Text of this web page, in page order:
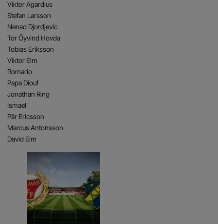
Viktor Agardius
Stefan Larsson
Nenad Djordjevic
Tor Öyvind Hovda
Tobias Eriksson
Viktor Elm
Romario
Papa Diouf
Jonathan Ring
Ismael
Pär Ericsson
Marcus Antonsson
David Elm